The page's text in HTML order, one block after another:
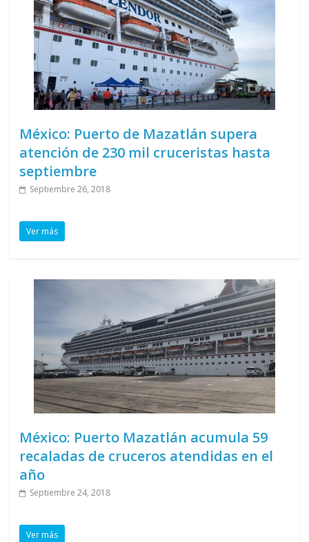
México: Puerto de Mazatlán supera
atención de 230 mil cruceristas hasta
septiembre
Septiembre 26, 2018
Ver más
México: Puerto Mazatlán acumula 59
recaladas de cruceros atendidas en el
año
Septiembre 24, 2018
Ver más